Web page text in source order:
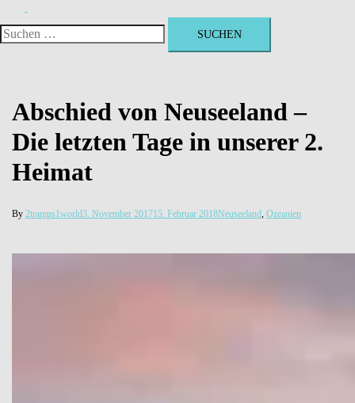
Suchen
Abschied von Neuseeland –
Die letzten Tage in unserer 2.
Heimat
By 2tramps1world3. November 201715. Februar 2018Neuseeland, Ozeanien